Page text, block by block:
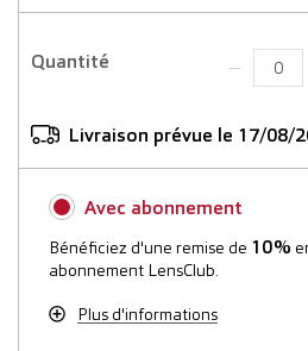
Quantité
Livraison prévue le 17/08/
Avec abonnement
Bénéficiez d'une remise de 10%
abonnement LensClub.
Plus d'informations